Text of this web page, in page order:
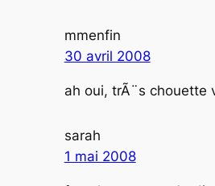
mmenfin
30 avril 2008
ah oui, trÃ¨s chouette
sarah
1 mai 2008